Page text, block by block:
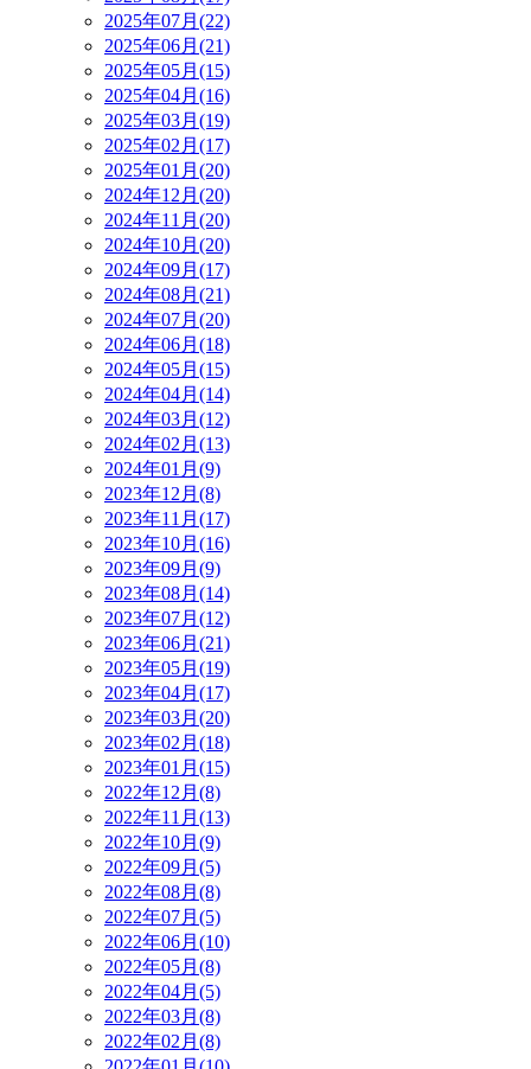
2025年07月(22)
2025年06月(21)
2025年05月(15)
2025年04月(16)
2025年03月(19)
2025年02月(17)
2025年01月(20)
2024年12月(20)
2024年11月(20)
2024年10月(20)
2024年09月(17)
2024年08月(21)
2024年07月(20)
2024年06月(18)
2024年05月(15)
2024年04月(14)
2024年03月(12)
2024年02月(13)
2024年01月(9)
2023年12月(8)
2023年11月(17)
2023年10月(16)
2023年09月(9)
2023年08月(14)
2023年07月(12)
2023年06月(21)
2023年05月(19)
2023年04月(17)
2023年03月(20)
2023年02月(18)
2023年01月(15)
2022年12月(8)
2022年11月(13)
2022年10月(9)
2022年09月(5)
2022年08月(8)
2022年07月(5)
2022年06月(10)
2022年05月(8)
2022年04月(5)
2022年03月(8)
2022年02月(8)